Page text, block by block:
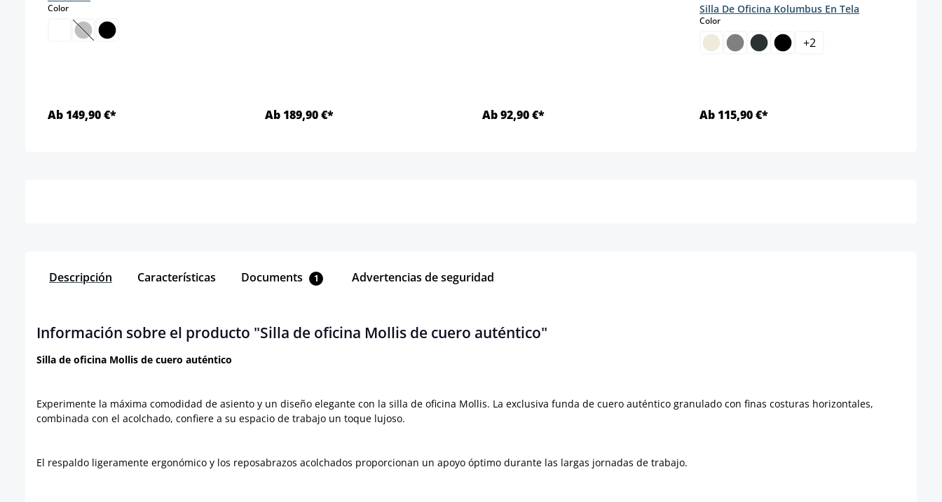
Colorselect
(Esta opción no está disponible en este momento.)
Ab 149,90 €* Ab 189,90 €* Ab 92,90 €*
Silla De Oficina Kolumbus En Tela
Colorselect
+2
Ab 115,90 €*
Descripción Características Documents 1 Advertencias de seguridad
Información sobre el producto "Silla de oficina Mollis de cuero auténtico"
Silla de oficina Mollis de cuero auténtico
Experimente la máxima comodidad de asiento y un diseño elegante con la silla de oficina Mollis. La exclusiva funda de cuero auténtico granulado con finas costuras horizontales,
combinada con el acolchado, confiere a su espacio de trabajo un toque lujoso.
El respaldo ligeramente ergonómico y los reposabrazos acolchados proporcionan un apoyo óptimo durante las largas jornadas de trabajo.